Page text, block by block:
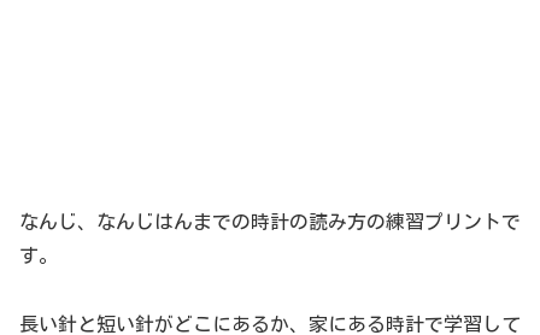
なんじ、なんじはんまでの時計の読み方の練習プリントで
す。
長い針と短い針がどこにあるか、家にある時計で学習して